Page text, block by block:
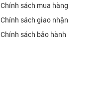
Chính sách mua hàng
Chính sách giao nhận
Chính sách bảo hành